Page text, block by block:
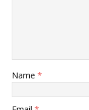
Name *